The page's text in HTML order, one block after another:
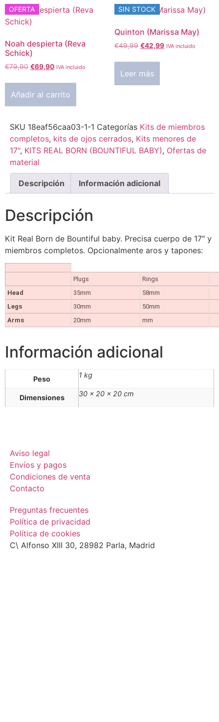
OFERTA
Noah despierta (Reva
Schick)
€79,90 €69,90 IVA incluido
Añadir al carrito
SIN STOCK
Quinton (Marissa May)
€49,99 €42,99 IVA incluido
Leer más
SKU 18eaf56caa03-1-1 Categorías Kits de miembros
completos, kits de ojos cerrados, Kits menores de
17", KITS REAL BORN (BOUNTIFUL BABY), Ofertas de
material
Descripción Información adicional
Descripción
Kit Real Born de Bountiful baby. Precisa cuerpo de 17″ y
miembros completos. Opcionalmente aros y tapones:
Plugs
Rings
Head
35mm
58mm
Legs
30mm
50mm
Arms
20mm mm
Información adicional
Peso 1 kg
Dimensiones 30 × 20 × 20 cm
Aviso legal
Envíos y pagos
Condiciones de venta
Contacto
Preguntas frecuentes
Política de privacidad
Política de cookies
C\ Alfonso XIII 30, 28982 Parla, Madrid